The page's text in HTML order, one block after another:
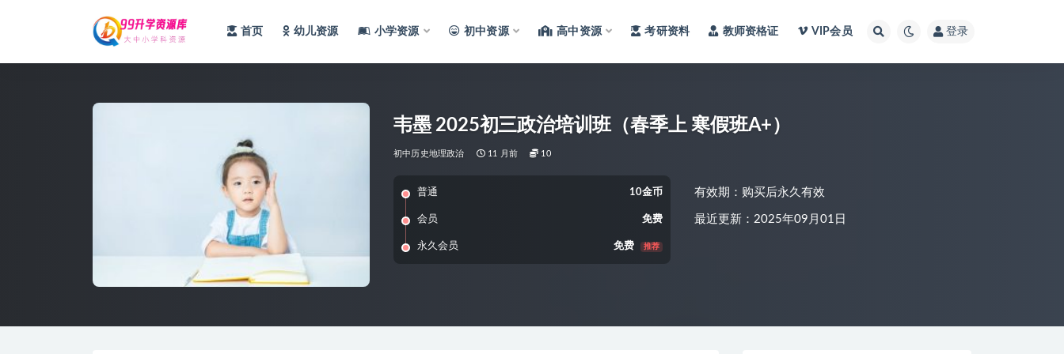
首页 幼儿资源 小学资源 初中资源 高中资源 考研资料 教师资格证 VIP会员 登录
韦墨 2025初三政治培训班（春季上 寒假班A+）
初中历史地理政治 11 月前 10
普通 10金币
会员 免费
永久会员 免费 推荐
有效期：购买后永久有效
最近更新：2025年09月01日